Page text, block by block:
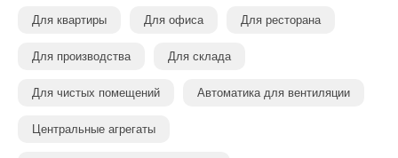
Для квартиры Для офиса Для ресторана
Для производства Для склада
Для чистых помещений Автоматика для вентиляции
Центральные агрегаты